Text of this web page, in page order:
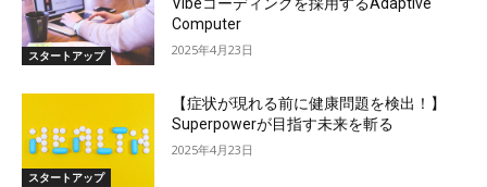
スタートアップ
Computer
2025年4月23日
スタートアップ
【症状が現れる前に健康問題を検出！】
Superpowerが目指す未来を斬る
2025年4月23日